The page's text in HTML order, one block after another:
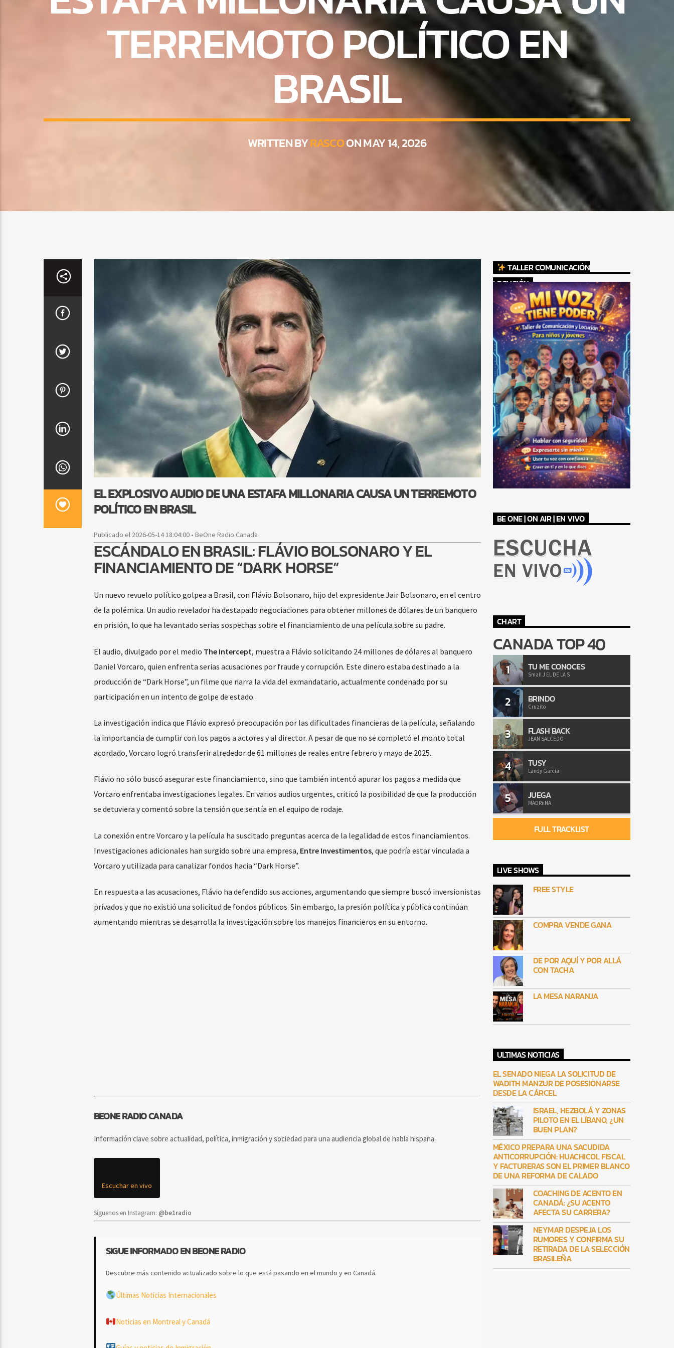
TERREMOTO POLÍTICO EN
BRASIL
WRITTEN BYRASCOON MAY 14, 2026
EL EXPLOSIVO AUDIO DE UNA ESTAFA MILLONARIA CAUSA UN TERREMOTO
POLÍTICO EN BRASIL
Publicado el 2026-05-14 18:04:00 • BeOne Radio Canada
ESCÁNDALO EN BRASIL: FLÁVIO BOLSONARO Y EL
FINANCIAMIENTO DE “DARK HORSE”
Un nuevo revuelo político golpea a Brasil, con Flávio Bolsonaro, hijo del expresidente Jair Bolsonaro, en el centro
de la polémica. Un audio revelador ha destapado negociaciones para obtener millones de dólares de un banquero
en prisión, lo que ha levantado serias sospechas sobre el financiamiento de una película sobre su padre.
El audio, divulgado por el medio The Intercept, muestra a Flávio solicitando 24 millones de dólares al banquero
Daniel Vorcaro, quien enfrenta serias acusaciones por fraude y corrupción. Este dinero estaba destinado a la
producción de “Dark Horse”, un filme que narra la vida del exmandatario, actualmente condenado por su
participación en un intento de golpe de estado.
La investigación indica que Flávio expresó preocupación por las dificultades financieras de la película, señalando
la importancia de cumplir con los pagos a actores y al director. A pesar de que no se completó el monto total
acordado, Vorcaro logró transferir alrededor de 61 millones de reales entre febrero y mayo de 2025.
Flávio no sólo buscó asegurar este financiamiento, sino que también intentó apurar los pagos a medida que
Vorcaro enfrentaba investigaciones legales. En varios audios urgentes, criticó la posibilidad de que la producción
se detuviera y comentó sobre la tensión que sentía en el equipo de rodaje.
La conexión entre Vorcaro y la película ha suscitado preguntas acerca de la legalidad de estos financiamientos.
Investigaciones adicionales han surgido sobre una empresa, Entre Investimentos, que podría estar vinculada a
Vorcaro y utilizada para canalizar fondos hacia “Dark Horse”.
En respuesta a las acusaciones, Flávio ha defendido sus acciones, argumentando que siempre buscó inversionistas
privados y que no existió una solicitud de fondos públicos. Sin embargo, la presión política y pública continúan
aumentando mientras se desarrolla la investigación sobre los manejos financieros en su entorno.
BEONE RADIO CANADA
Información clave sobre actualidad, política, inmigración y sociedad para una audiencia global de habla hispana.
Escuchar en vivo
Síguenos en Instagram: @be1radio
SIGUE INFORMADO EN BEONE RADIO
Descubre más contenido actualizado sobre lo que está pasando en el mundo y en Canadá.
Últimas Noticias Internacionales
Noticias en Montreal y Canadá
TALLER COMUNICACIÓN
LOCUCIÓN
BE ONE | ON AIR | EN VIVO
CHART
CANADA TOP 40
1 TU ME CONOCES
Small J EL DE LA S
2 BRINDO
Cruzito
3 FLASH BACK
JEAN SALCEDO
4 TUSY
Landy Garcia
5 JUEGA
MADRiiNA
FULL TRACKLIST
LIVE SHOWS
FREE STYLE
COMPRA VENDE GANA
DE POR AQUÍ Y POR ALLÁ
CON TACHA
LA MESA NARANJA
ULTIMAS NOTICIAS
EL SENADO NIEGA LA SOLICITUD DE
WADITH MANZUR DE POSESIONARSE
DESDE LA CÁRCEL
ISRAEL, HEZBOLÁ Y ZONAS
PILOTO EN EL LÍBANO, ¿UN
BUEN PLAN?
MÉXICO PREPARA UNA SACUDIDA
ANTICORRUPCIÓN: HUACHICOL FISCAL
Y FACTURERAS SON EL PRIMER BLANCO
DE UNA REFORMA DE CALADO
COACHING DE ACENTO EN
CANADÁ: ¿SU ACENTO
AFECTA SU CARRERA?
NEYMAR DESPEJA LOS
RUMORES Y CONFIRMA SU
RETIRADA DE LA SELECCIÓN
BRASILEÑA